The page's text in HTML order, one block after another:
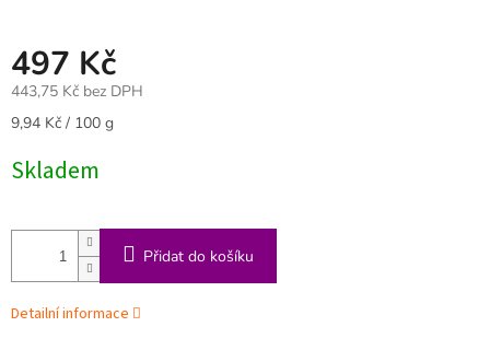
497 Kč
443,75 Kč bez DPH
Měrná
9,94 Kč / 100 g
Skladem
Přidat do košíku
Detailní informace